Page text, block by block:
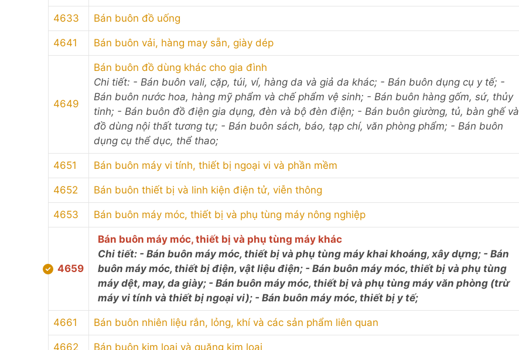
4633 Bán buôn đồ uống
4641 Bán buôn vải, hàng may sẵn, giày dép
4649
Bán buôn đồ dùng khác cho gia đình
Chi tiết: - Bán buôn vali, cặp, túi, ví, hàng da và giả da khác; - Bán buôn dụng cụ y tế; -
Bán buôn nước hoa, hàng mỹ phẩm và chế phẩm vệ sinh; - Bán buôn hàng gốm, sứ, thủy
tinh; - Bán buôn đồ điện gia dụng, đèn và bộ đèn điện; - Bán buôn giường, tủ, bàn ghế và
đồ dùng nội thất tương tự; - Bán buôn sách, báo, tạp chí, văn phòng phẩm; - Bán buôn
dụng cụ thể dục, thể thao;
4651 Bán buôn máy vi tính, thiết bị ngoại vi và phần mềm
4652 Bán buôn thiết bị và linh kiện điện tử, viễn thông
4653 Bán buôn máy móc, thiết bị và phụ tùng máy nông nghiệp
4659
Bán buôn máy móc, thiết bị và phụ tùng máy khác
Chi tiết: - Bán buôn máy móc, thiết bị và phụ tùng máy khai khoáng, xây dựng; - Bán
buôn máy móc, thiết bị điện, vật liệu điện; - Bán buôn máy móc, thiết bị và phụ tùng
máy dệt, may, da giày; - Bán buôn máy móc, thiết bị và phụ tùng máy văn phòng (trừ
máy vi tính và thiết bị ngoại vi); - Bán buôn máy móc, thiết bị y tế;
4661 Bán buôn nhiên liệu rắn, lỏng, khí và các sản phẩm liên quan
4662 Bán buôn kim loại và quặng kim loại